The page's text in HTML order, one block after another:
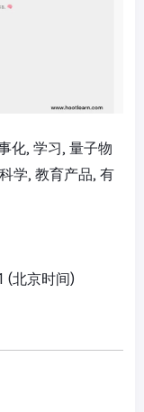
化, 学习, 量子物
学, 教育产品, 有
(北京时间)